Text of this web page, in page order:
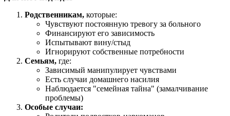
Родственникам, которые:
Чувствуют постоянную тревогу за больного
Финансируют его зависимость
Испытывают вину/стыд
Игнорируют собственные потребности
Семьям, где:
Зависимый манипулирует чувствами
Есть случаи домашнего насилия
Наблюдается "семейная тайна" (замалчивание
проблемы)
Особые случаи: